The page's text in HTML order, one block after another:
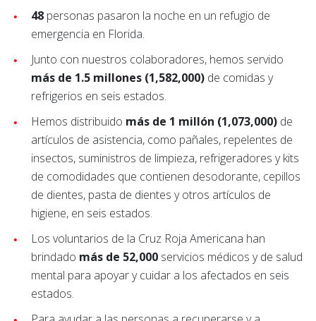
48 personas pasaron la noche en un refugio de
emergencia en Florida.
Junto con nuestros colaboradores, hemos servido
más de 1.5 millones (1,582,000) de comidas y
refrigerios en seis estados.
Hemos distribuido más de 1 millón (1,073,000) de
artículos de asistencia, como pañales, repelentes de
insectos, suministros de limpieza, refrigeradores y kits
de comodidades que contienen desodorante, cepillos
de dientes, pasta de dientes y otros artículos de
higiene, en seis estados.
Los voluntarios de la Cruz Roja Americana han
brindado más de 52,000 servicios médicos y de salud
mental para apoyar y cuidar a los afectados en seis
estados.